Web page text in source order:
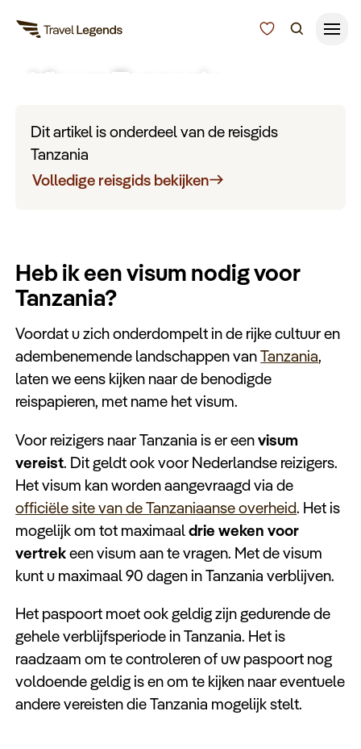
Inspiratie
Keuzehulp
Visum Tanzania
Dit artikel is onderdeel van de reisgids
Tanzania
Volledige reisgids bekijken
Heb ik een visum nodig voor
Tanzania?
Voordat u zich onderdompelt in de rijke cultuur en
adembenemende landschappen vanTanzania,
laten we eens kijken naar de benodigde
reispapieren, met name het visum.
Voor reizigers naar Tanzania is er eenvisum
vereist. Dit geldt ook voor Nederlandse reizigers.
Het visum kan worden aangevraagd via de
officiële site van de Tanzaniaanse overheid. Het is
mogelijk om tot maximaaldrie weken voor
vertrekeen visum aan te vragen. Met de visum
kunt u maximaal 90 dagen in Tanzania verblijven.
Het paspoort moet ook geldig zijn gedurende de
gehele verblijfsperiode in Tanzania. Het is
raadzaam om te controleren of uw paspoort nog
voldoende geldig is en om te kijken naar eventuele
andere vereisten die Tanzania mogelijk stelt.